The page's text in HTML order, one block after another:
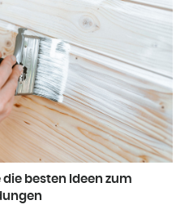
besten Ideen zum